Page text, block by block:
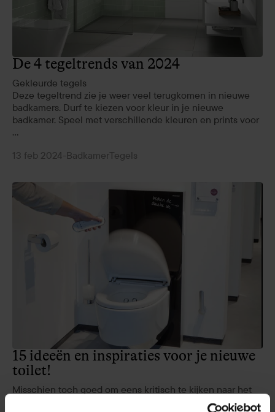
De 4 tegeltrends van 2024
Gekleurde tegels
Deze tegeltrend zie je weer veel terugkomen in nieuwe
badkamers. Durf te kiezen voor kleur in je nieuwe
badkamer. Speel met verschillende kleuren en prints voor
...
13 feb 2024-BadkamerTegels
15 ideeën en inspiraties voor je nieuwe
toilet!
Misschien toch goed om eens kritisch te kijken naar het
toilet en je te laten inspireren met mooie ideeën voor een